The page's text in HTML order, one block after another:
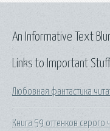
Links to Important Stuff
Любовная фантастика
Книга 59 оттенков серого
An Informative Text